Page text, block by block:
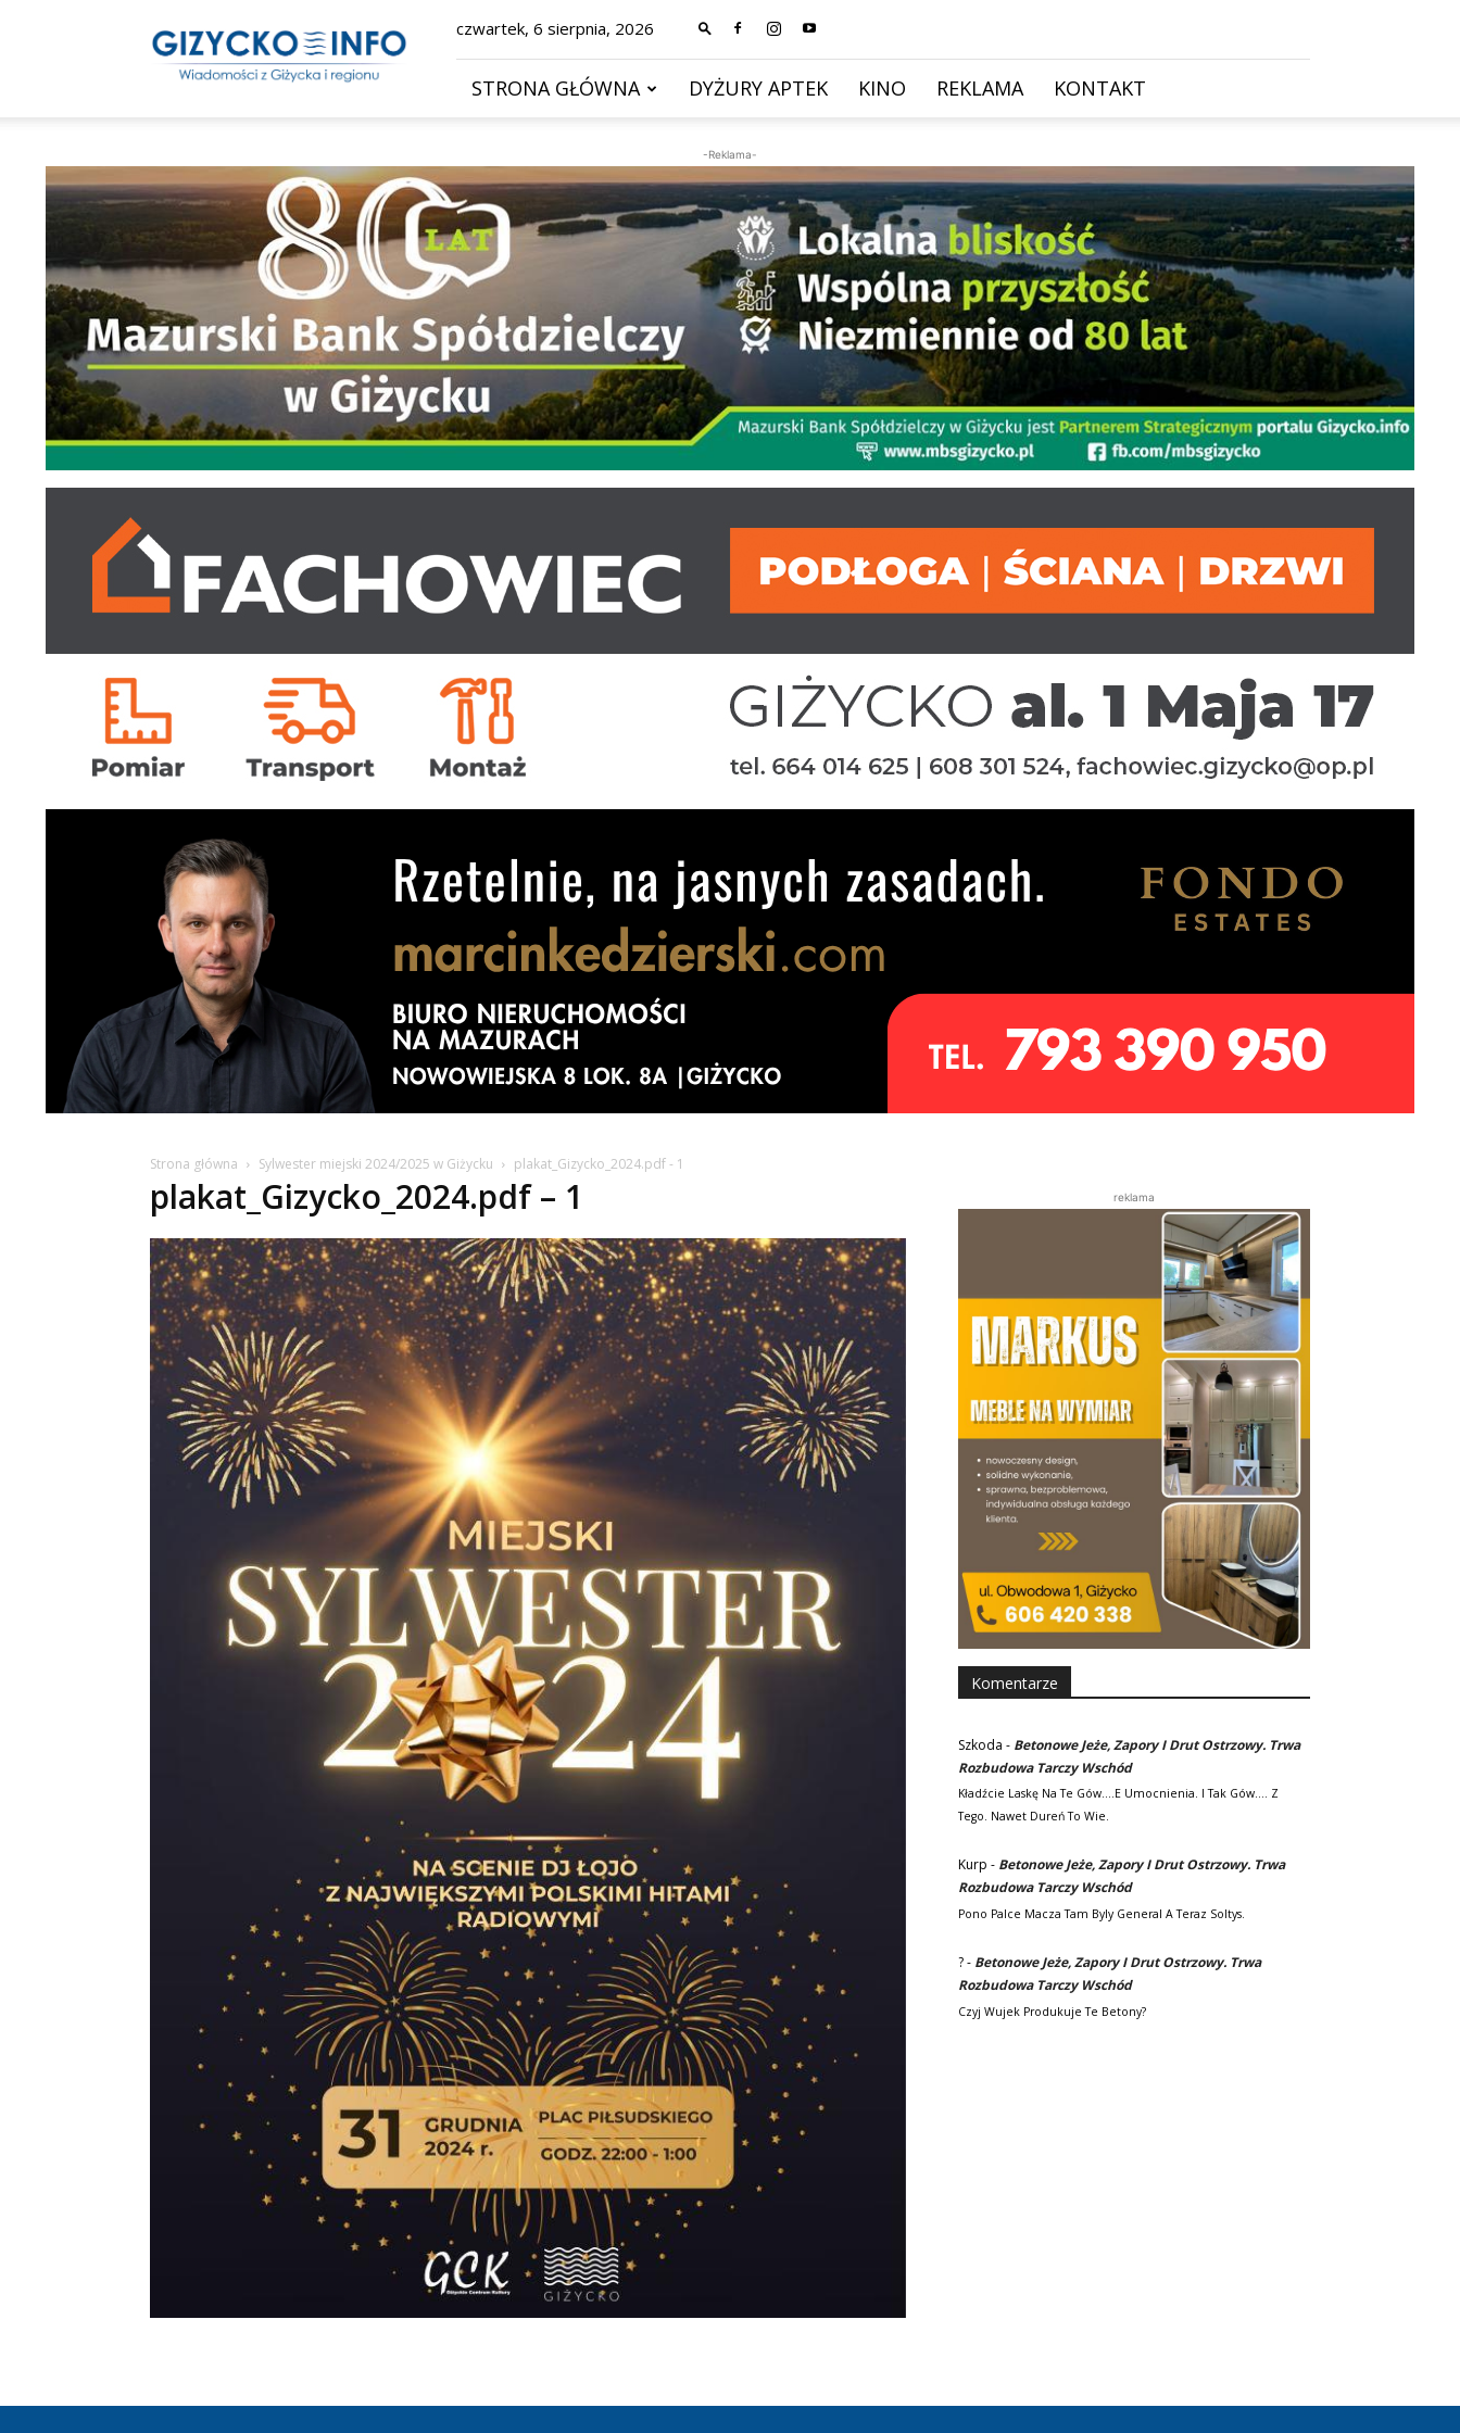
–
wiadomości
czwartek, 6 sierpnia, 2026
STRONA GŁÓWNA DYŻURY APTEK KINO REKLAMA KONTAKT
-Reklama-
Strona główna Sylwester miejski 2024/2025 w Giżycku plakat_Gizycko_2024.pdf - 1
plakat_Gizycko_2024.pdf – 1 reklama
Komentarze
Szkoda - Betonowe Jeże, Zapory I Drut Ostrzowy. Trwa
Rozbudowa Tarczy Wschód
Kładźcie Laskę Na Te Gów....e Umocnienia. I Tak Gów.... Z
Tego. Nawet Dureń To Wie.
Kurp - Betonowe Jeże, Zapory I Drut Ostrzowy. Trwa
Rozbudowa Tarczy Wschód
Pono Palce Macza Tam Byly General A Teraz Soltys.
?- Betonowe Jeże, Zapory I Drut Ostrzowy. Trwa
Rozbudowa Tarczy Wschód
Czyj Wujek Produkuje Te Betony?